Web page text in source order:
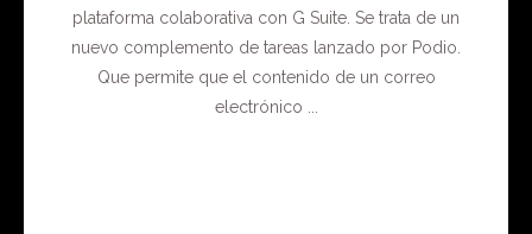
plataforma colaborativa con G Suite. Se trata de un
nuevo complemento de tareas lanzado por Podio.
Que permite que el contenido de un correo
electrónico ...